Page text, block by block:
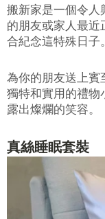
搬新家是一個令人
的朋友或家人最
合紀念這特殊日子
為你的朋友送上賓
獨特和實用的禮物
露出燦爛的笑容。
真絲睡眠套裝